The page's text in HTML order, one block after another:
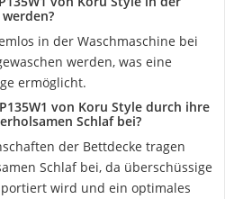
in der Waschmaschine bei
werden, was eine
ermöglicht.
von Koru Style durch ihre
Schlaf bei?
der Bettdecke tragen
Schlaf bei, da überschüssige
wird und ein optimales